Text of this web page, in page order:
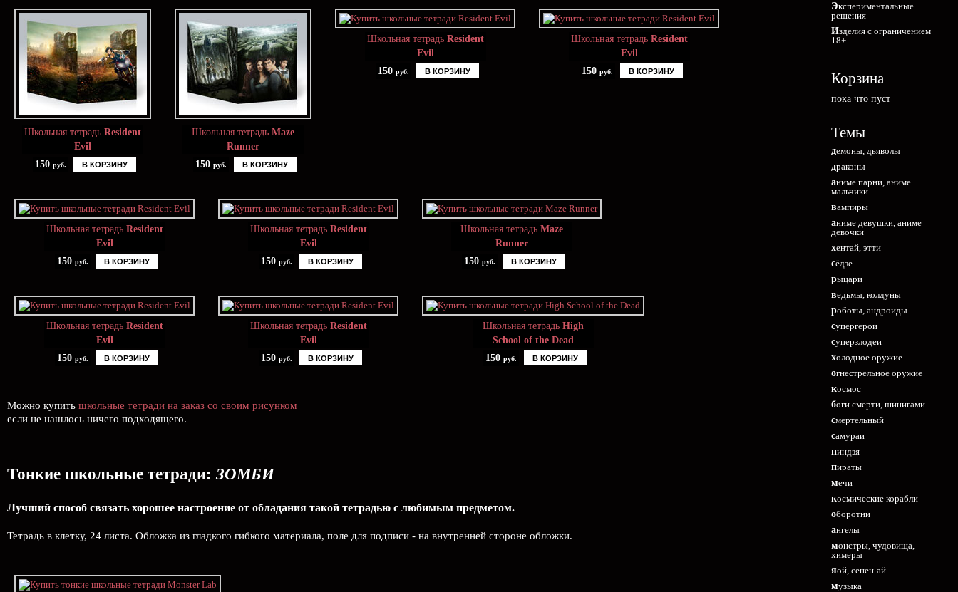
Школьная тетрадь Resident
Evil
150 руб. В КОРЗИНУ
Школьная тетрадь Maze
Runner
150 руб. В КОРЗИНУ
Школьная тетрадь Resident
Evil
150 руб. В КОРЗИНУ
Школьная тетрадь Resident
Evil
150 руб. В КОРЗИНУ
Школьная тетрадь Resident
Evil
150 руб. В КОРЗИНУ
Школьная тетрадь Resident
Evil
150 руб. В КОРЗИНУ
Школьная тетрадь Maze
Runner
150 руб. В КОРЗИНУ
Школьная тетрадь Resident
Evil
150 руб. В КОРЗИНУ
Школьная тетрадь Resident
Evil
150 руб. В КОРЗИНУ
Школьная тетрадь High
School of the Dead
150 руб. В КОРЗИНУ
Можно купить школьные тетради на заказ со своим рисунком
если не нашлось ничего подходящего.
Тонкие школьные тетради: ЗОМБИ
Лучший способ связать хорошее настроение от обладания такой тетрадью c любимым предметом.
Тетрадь в клетку, 24 листа. Обложка из гладкого гибкого материала, поле для подписи - на внутренней стороне обложки.
Экспериментальные
решения
Изделия с ограничением
18+
Корзина
пока что пуст
Темы
демоны, дьяволы
драконы
аниме парни, аниме
мальчики
вампиры
аниме девушки, аниме
девочки
хентай, этти
сёдзе
рыцари
ведьмы, колдуны
роботы, андроиды
супергерои
суперзлодеи
холодное оружие
огнестрельное оружие
космос
боги смерти, шинигами
смертельный
самураи
ниндзя
пираты
мечи
космические корабли
оборотни
ангелы
монстры, чудовища,
химеры
яой, сенен-ай
музыка